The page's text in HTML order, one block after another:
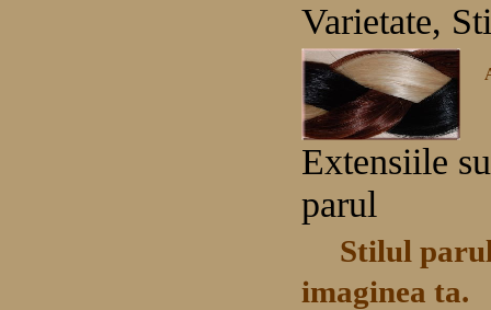
Varietate,
Extensiile
parul
Stilul
imaginea ta.